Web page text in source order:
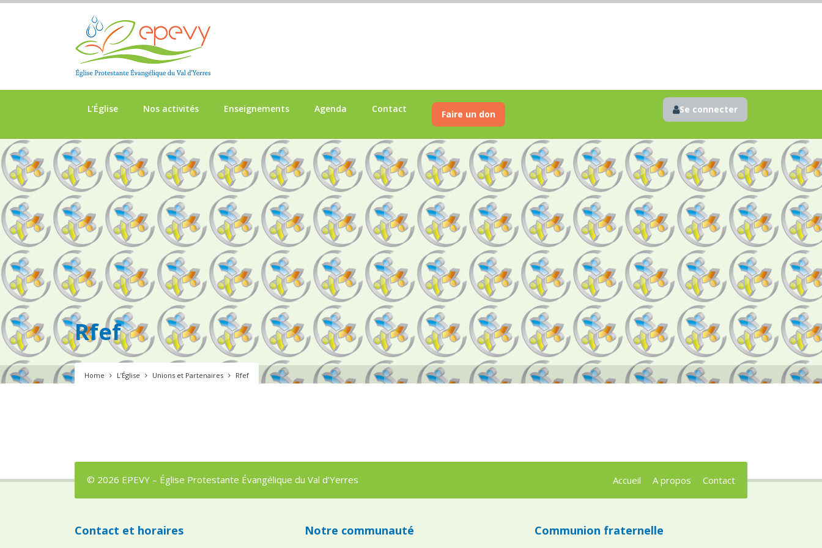
L’Église Nos activités Enseignements Agenda Contact Faire un don Se connecter
Home L’Église Unions et Partenaires Rfef
Rfef
© 2026 EPEVY – Église Protestante Évangélique du Val d’Yerres Accueil A propos Contact
Contact et horaires Notre communauté Communion fraternelle